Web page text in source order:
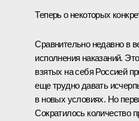
Теперь о некоторых
Сравнительно недавно в
исполнения наказаний.
взятых на себя Россией
еще трудно давать
в новых условиях. Но
Сократилось количество